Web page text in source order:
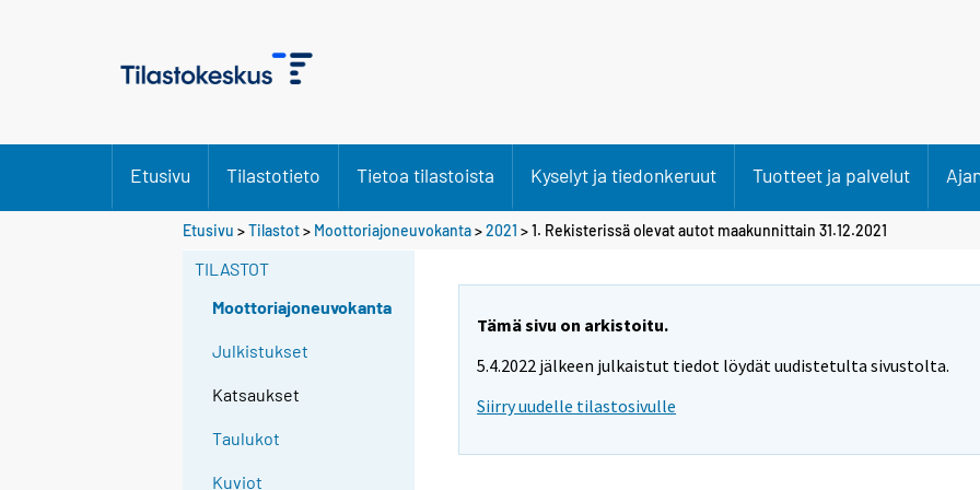
Etusivu Tilastotieto Tietoa tilastoista Kyselyt ja tiedonkeruut Tuotteet ja palvelut
Etusivu >Tilastot> Moottoriajoneuvokanta>2021 > 1. Rekisterissä olevat autot maakunnittain 31.12.2021
TILASTOT
Moottoriajoneuvokanta
Julkistukset
Katsaukset
Taulukot
Kuviot
Tämä sivu on arkistoitu.
5.4.2022 jälkeen julkaistut tiedot löydät uudistetulta sivustolta.
Siirry uudelle tilastosivulle